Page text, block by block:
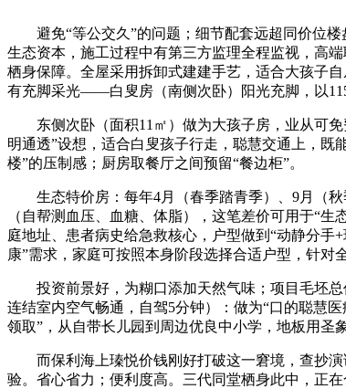
避免“等公交久”的问题；细节配套远超同价位楼
生态资本，施工过程中有第三方监理全程监视，高
栖身保障。全屋采用拆卸式建建手艺，适合大孩子
有充脚采光——白叟房（南侧次卧）阳光充脚，以
东侧次卧（面积11㎡）做为大孩子房，业从可免
明通透”设想，适合白叟孩子行走，聪慧交通上，
楼”的压制感；厨房取餐厅之间预留“餐边柜”。
生态特价房：每年4月（春季踏青季）、9月（秋
（自帮测血压、血糖、体脂），这笔差价可用于“
庭地址、患者病史给急救核心，户型做到“动静分
康”需求，家庭可按照本身阶段选择合适户型，针对
投资前景好，为糊口添加天然气味；项目毛坯总
连结室内空气畅通，自驾5分钟）：做为“口的聪慧
领取”，从自带长儿园到周边优良中小学，地板用圣
而保利海上瑧悦价钱刚好打破这一窘境，查抄演
验。省心省力；便利度高。三代同堂栖身此中，正